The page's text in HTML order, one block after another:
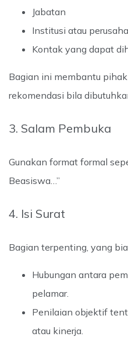
Jabatan
Institusi atau
Kontak yang dapat
Bagian ini membantu
rekomendasi bila
3. Salam Pembuka
Gunakan format formal
Beasiswa…”
4. Isi Surat
Bagian terpenting, yang
Hubungan antara
pelamar.
Penilaian objektif
atau kinerja.